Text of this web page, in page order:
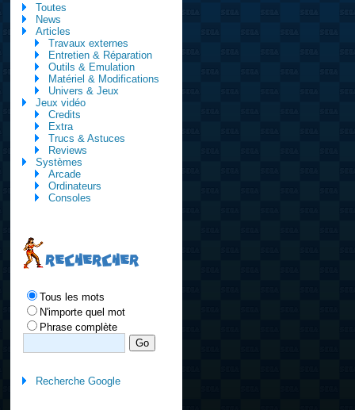
Toutes
News
Articles
Travaux externes
Entretien & Réparation
Outils & Emulation
Matériel & Modifications
Univers & Jeux
Jeux vidéo
Credits
Extra
Trucs & Astuces
Reviews
Systèmes
Arcade
Ordinateurs
Consoles
RECHERCHER
Tous les mots
N'importe quel mot
Phrase complète
Recherche Google